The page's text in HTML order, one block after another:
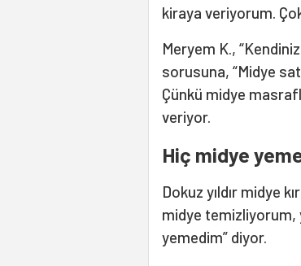
kiraya veriyorum.
Meryem K.,
sorusuna, “Midye
Çünkü midye
veriyor.
Hiç midye
Dokuz yıldır midye
midye temizliyorum,
yemedim” diyor.